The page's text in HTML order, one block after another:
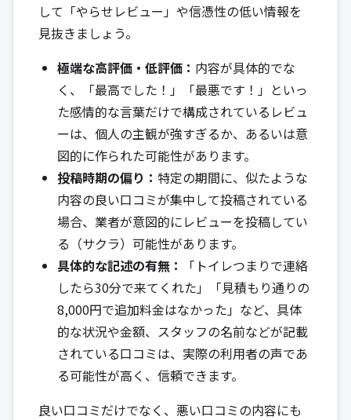
して「やらせレビュー」や信憑性の低い情報を
見抜きましょう。
極端な高評価・低評価： 内容が具体的でな
く、「最高でした！」「最悪です！」といっ
た感情的な言葉だけで構成されているレビュ
ーは、個人の主観が強すぎるか、あるいは意
図的に作られた可能性があります。
投稿時期の偏り： 特定の期間に、似たような
内容の良い口コミが集中して投稿されている
場合、業者が意図的にレビューを投稿してい
る（サクラ）可能性があります。
具体的な記述の有無：
「トイレつまりで連絡
したら30分で来てくれた」「見積もり通りの
8,000円で追加料金はなかった」など、具体
的な状況や金額、スタッフの名前などが記載
されている口コミは、実際の利用者の声であ
る可能性が高く、信頼できます。
良い口コミだけでなく、悪い口コミの内容にも